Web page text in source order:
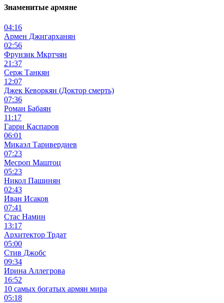
Знаменитые армяне
04:16
Армен Джигарханян
02:56
Фрунзик Мкртчян
21:37
Серж Танкян
12:07
Джек Кеворкян (Доктор смерть)
07:36
Роман Бабаян
11:17
Гарри Каспаров
06:01
Микаэл Таривердиев
07:23
Месроп Маштоц
05:23
Никол Пашинян
02:43
Иван Исаков
07:41
Стас Намин
13:17
Архитектор Трдат
05:00
Стив Джобс
09:34
Ирина Аллегрова
16:52
10 самых богатых армян мира
05:18